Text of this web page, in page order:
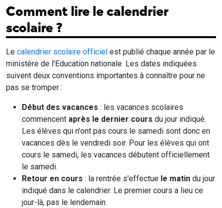
Comment lire le calendrier
scolaire ?
Le calendrier scolaire officiel est publié chaque année par le
ministère de l'Education nationale. Les dates indiquées
suivent deux conventions importantes à connaître pour ne
pas se tromper :
Début des vacances : les vacances scolaires
commencent après le dernier cours du jour indiqué.
Les élèves qui n'ont pas cours le samedi sont donc en
vacances dès le vendredi soir. Pour les élèves qui ont
cours le samedi, les vacances débutent officiellement
le samedi.
Retour en cours : la rentrée s'effectue le matin du jour
indiqué dans le calendrier. Le premier cours a lieu ce
jour-là, pas le lendemain.